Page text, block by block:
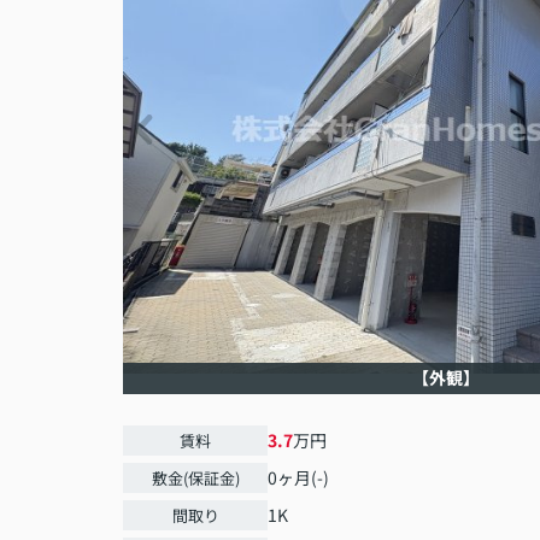
【外観】
賃料 3.7万円
敷金(保証金) 0ヶ月(-)
間取り 1K